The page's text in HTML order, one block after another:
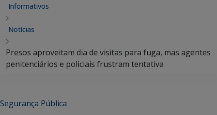
Informativos
Notícias
Presos aproveitam dia de visitas para fuga, mas agentes
penitenciários e policiais frustram tentativa
Segurança Pública